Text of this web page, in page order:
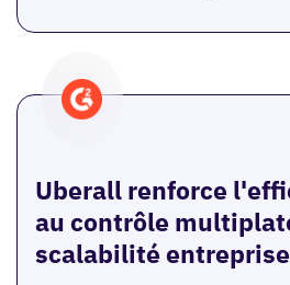
Uberall renforce
au contrôle
scalabilité entreprise